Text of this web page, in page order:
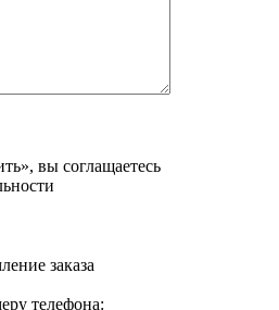
вы соглащаетесь
заказа
телефона: